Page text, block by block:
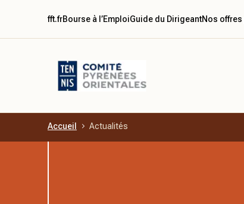
Aller au contenu principal
fft.frBourse à l’EmploiGuide du DirigeantNos
Accueil Actualités